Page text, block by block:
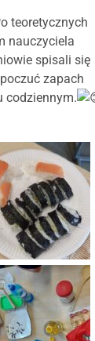
teoretycznych
nauczyciela
spisali się
zapach
codziennym.